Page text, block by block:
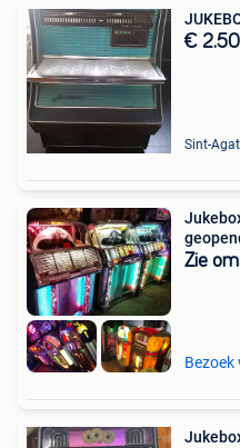
€
Sint-
Zie
Bezoek